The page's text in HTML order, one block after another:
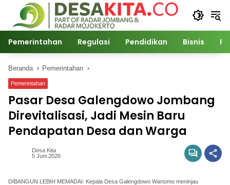
Langsung
konten
Pemerintahan Regulasi Pendidikan Bisnis
Beranda Pemerintahan
Pemerintahan
Pasar Desa Galengdowo Jombang
Direvitalisasi, Jadi Mesin Baru
Pendapatan Desa dan Warga
Desa Kita
5 Juni 2026
DIBANGUN LEBIH MEMADAI: Kepala Desa Galengdowo Wartomo meninjau